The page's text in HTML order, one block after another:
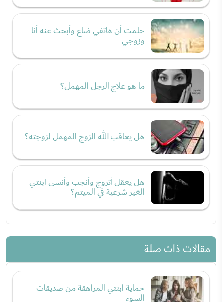
حلمت أن هاتفي ضاع وأبحث عنه أنا
وزوجي
ما هو علاج الرجل المهمل؟
هل يعاقب الله الزوج المهمل لزوجته؟
هل يعقل أتزوج وأنجب وأنسى ابنتي
الغير شرعية في الميتم؟
مقالات ذات صلة
حماية ابنتي المراهقة من صديقات
السوء